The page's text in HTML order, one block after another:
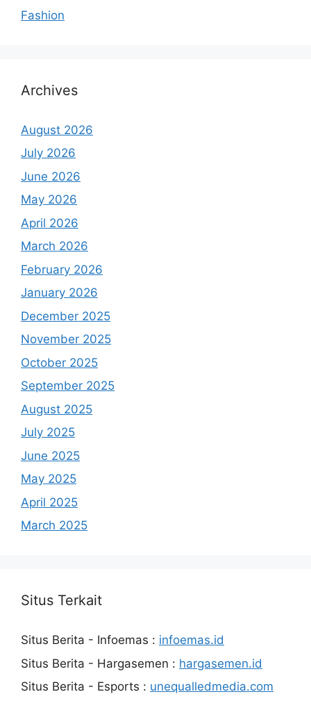
Fashion
Archives
August 2026
July 2026
June 2026
May 2026
April 2026
March 2026
February 2026
January 2026
December 2025
November 2025
October 2025
September 2025
August 2025
July 2025
June 2025
May 2025
April 2025
March 2025
Situs Terkait
Situs Berita - Infoemas : infoemas.id
Situs Berita - Hargasemen : hargasemen.id
Situs Berita - Esports : unequalledmedia.com